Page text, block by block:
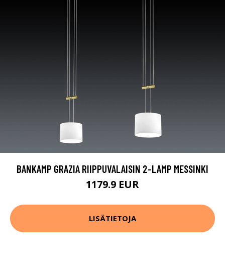
BANKAMP GRAZIA RIIPPUVALAISIN 2-LAMP MESSINKI
1179.9 EUR
LISÄTIETOJA